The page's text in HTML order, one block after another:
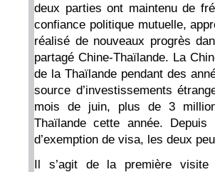
deux parties ont maintenu de
confiance politique mutuelle,
réalisé de nouveaux progrès
partagé Chine-Thaïlande. La
de la Thaïlande pendant des
source d’investissements
mois de juin, plus de 3
Thaïlande cette année.
d’exemption de visa, les deux
Il s’agit de la première visite